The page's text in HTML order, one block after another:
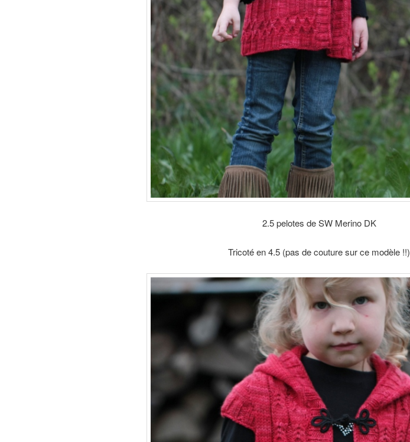
2.5 pelotes de SW Merino DK
Tricoté en 4.5 (pas de couture sur ce modèle !!)